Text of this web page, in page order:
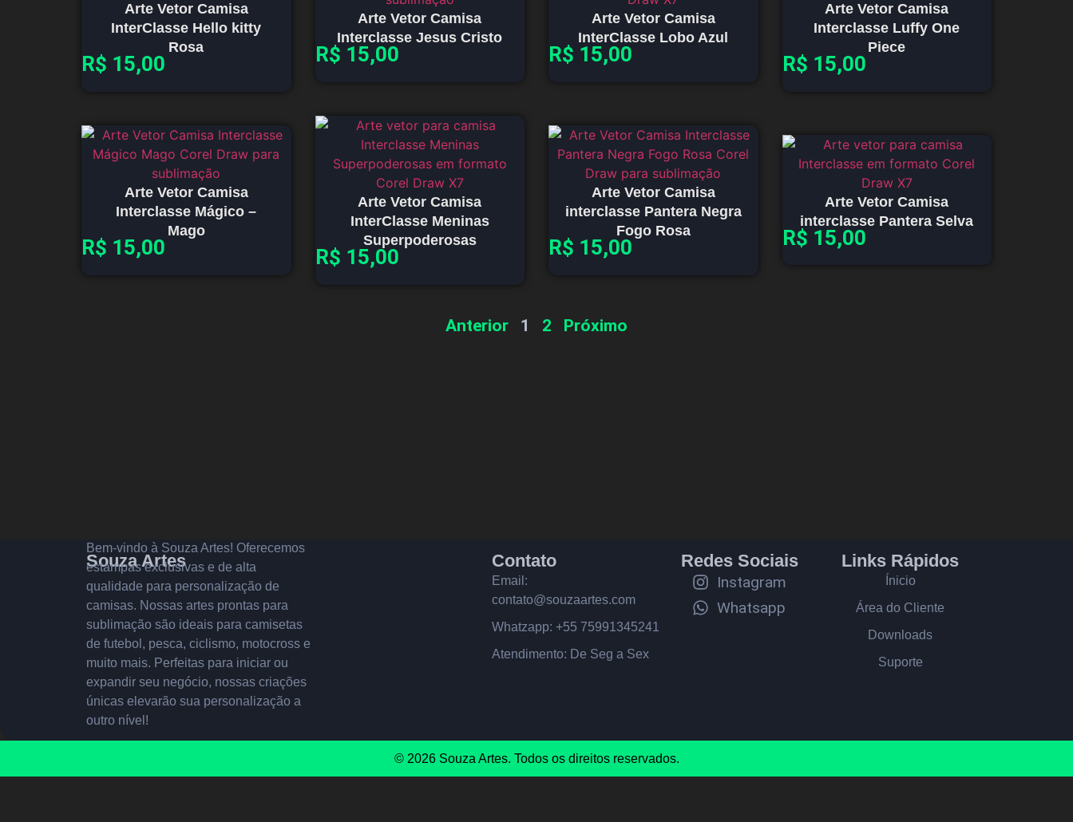
Arte Vetor Camisa
InterClasse Hello kitty
Rosa
R$ 15,00
Arte Vetor Camisa
Interclasse Jesus Cristo
R$ 15,00
Arte Vetor Camisa
InterClasse Lobo Azul
R$ 15,00
Arte Vetor Camisa
Interclasse Luffy One
Piece
R$ 15,00
Arte Vetor Camisa
Interclasse Mágico –
Mago
R$ 15,00
Arte Vetor Camisa
InterClasse Meninas
Superpoderosas
R$ 15,00
Arte Vetor Camisa
interclasse Pantera Negra
Fogo Rosa
R$ 15,00
Arte Vetor Camisa
interclasse Pantera Selva
R$ 15,00
Anterior 1 2 Próximo
Souza Artes
Bem-vindo à Souza Artes! Oferecemos
estampas exclusivas e de alta
qualidade para personalização de
camisas. Nossas artes prontas para
sublimação são ideais para camisetas
de futebol, pesca, ciclismo, motocross e
muito mais. Perfeitas para iniciar ou
expandir seu negócio, nossas criações
únicas elevarão sua personalização a
outro nível!
Contato
Email:
contato@souzaartes.com
Whatzapp: +55 75991345241
Atendimento: De Seg a Sex
Redes Sociais
Instagram
Whatsapp
Links Rápidos
Ínicio
Área do Cliente
Downloads
Suporte
© 2026 Souza Artes. Todos os direitos reservados.